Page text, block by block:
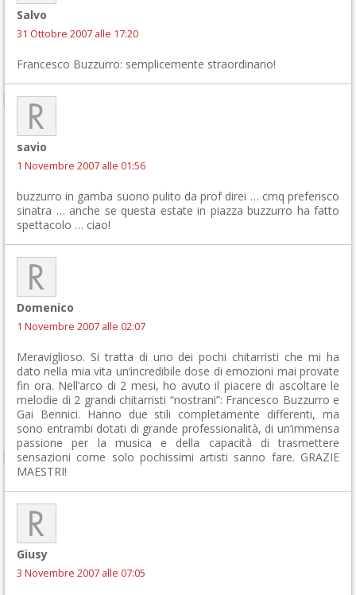
Salvo
31 Ottobre 2007 alle 17:20
Francesco Buzzurro: semplicemente straordinario!
savio
1 Novembre 2007 alle 01:56
buzzurro in gamba suono pulito da prof direi … cmq preferisco
sinatra … anche se questa estate in piazza buzzurro ha fatto
spettacolo … ciao!
Domenico
1 Novembre 2007 alle 02:07
Meraviglioso. Si tratta di uno dei pochi chitarristi che mi ha
dato nella mia vita un’incredibile dose di emozioni mai provate
fin ora. Nell’arco di 2 mesi, ho avuto il piacere di ascoltare le
melodie di 2 grandi chitarristi “nostrani”: Francesco Buzzurro e
Gai Bennici. Hanno due stili completamente differenti, ma
sono entrambi dotati di grande professionalità, di un’immensa
passione per la musica e della capacità di trasmettere
sensazioni come solo pochissimi artisti sanno fare. GRAZIE
MAESTRI!
Giusy
3 Novembre 2007 alle 07:05